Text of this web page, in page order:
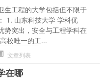
生工程的大学包括但不限于
1. 山东科技大学 学科优
势突出，安全与工程学科在
校唯一的工...
文章列表
在哪